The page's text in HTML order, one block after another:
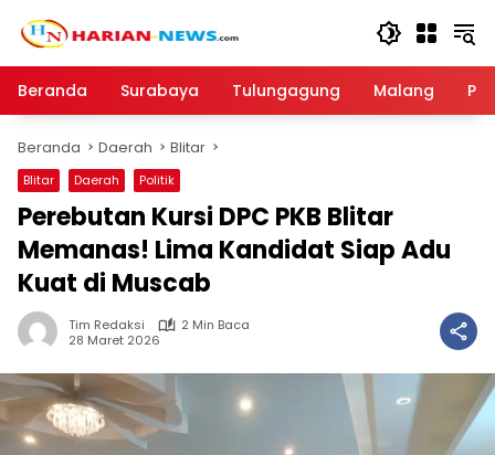
Beranda
Surabaya Tulungagung Malang
Beranda Daerah Blitar
Blitar Daerah Politik
Perebutan Kursi DPC PKB Blitar
Memanas! Lima Kandidat Siap Adu
Kuat di Muscab
Tim Redaksi
2 Min Baca
28 Maret 2026